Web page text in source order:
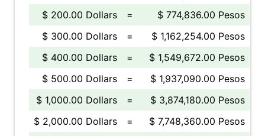
$ 200.00 Dollars
=
$ 774,836.00 Pesos
$ 300.00 Dollars
=
$ 1,162,254.00 Pesos
$ 400.00 Dollars
=
$ 1,549,672.00 Pesos
$ 500.00 Dollars
=
$ 1,937,090.00 Pesos
$ 1,000.00 Dollars
=
$ 3,874,180.00 Pesos
$ 2,000.00 Dollars
=
$ 7,748,360.00 Pesos